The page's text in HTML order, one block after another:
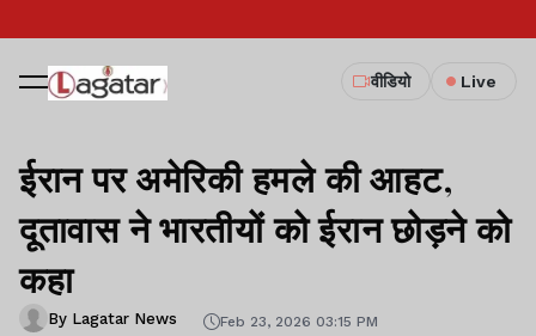
वीडियो Live
ईरान पर अमेरिकी हमले की आहट,
दूतावास ने भारतीयों को ईरान छोड़ने को
कहा
By Lagatar News Feb 23, 2026 03:15 PM